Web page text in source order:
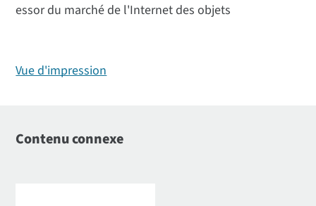
essor du marché de l'Internet des objets
Vue d'impression
Contenu connexe